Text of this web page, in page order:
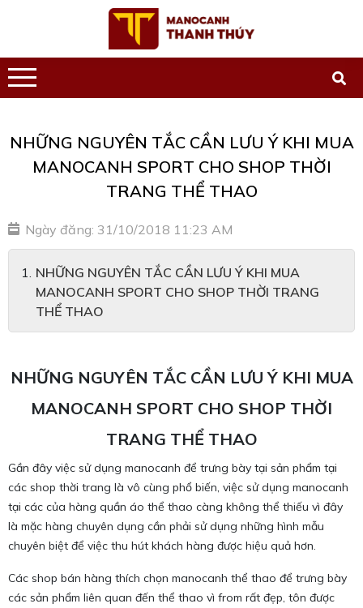
NHỮNG NGUYÊN TẮC CẦN LƯU Ý KHI MUA
MANOCANH SPORT CHO SHOP THỜI
TRANG THỂ THAO
Ngày đăng: 31/10/2018 11:23 AM
NHỮNG NGUYÊN TẮC CẦN LƯU Ý KHI MUA
MANOCANH SPORT CHO SHOP THỜI TRANG
THỂ THAO
NHỮNG NGUYÊN TẮC CẦN LƯU Ý KHI MUA
MANOCANH SPORT CHO SHOP THỜI
TRANG THỂ THAO
Gần đây việc sử dụng manocanh để trưng bày tại sản phẩm tại
các shop thời trang là vô cùng phổ biến, việc sử dụng manocanh
tại các của hàng quần áo thể thao càng không thể thiếu vì đây
là mặc hàng chuyên dụng cần phải sử dụng những hình mẫu
chuyên biệt để việc thu hút khách hàng được hiệu quả hơn.
Các shop bán hàng thích chọn manocanh thể thao để trưng bày
các sản phẩm liên quan đến thể thao vì from rất đẹp, tôn được